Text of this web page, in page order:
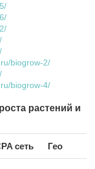
biogrow-2/
biogrow-4/
растений и
сеть Гео